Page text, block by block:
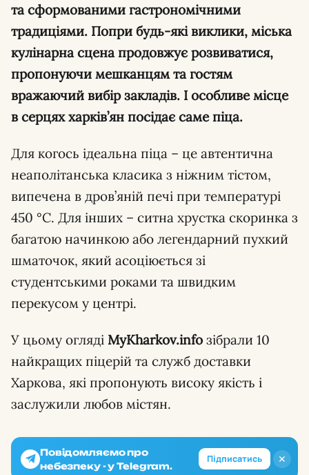
та сформованими гастрономічними
традиціями. Попри будь-які виклики, міська
кулінарна сцена продовжує розвиватися,
пропонуючи мешканцям та гостям
вражаючий вибір закладів. І особливе місце
в серцях харків’ян посідає саме піца.
Для когось ідеальна піца – це автентична
неаполітанська класика з ніжним тістом,
випечена в дров’яній печі при температурі
450 °C. Для інших – ситна хрустка скоринка з
багатою начинкою або легендарний пухкий
шматочок, який асоціюється зі
студентськими роками та швидким
перекусом у центрі.
У цьому огляді MyKharkov.info зібрали 10
найкращих піцерій та служб доставки
Харкова, які пропонують високу якість і
заслужили любов містян.
✕
Повідомляємо про
небезпеку - у Telegram.
Підписатись